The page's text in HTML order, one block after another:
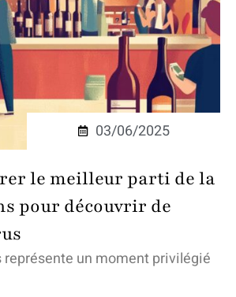
03/06/2025
le meilleur parti de la
pour découvrir de
représente un moment privilégié